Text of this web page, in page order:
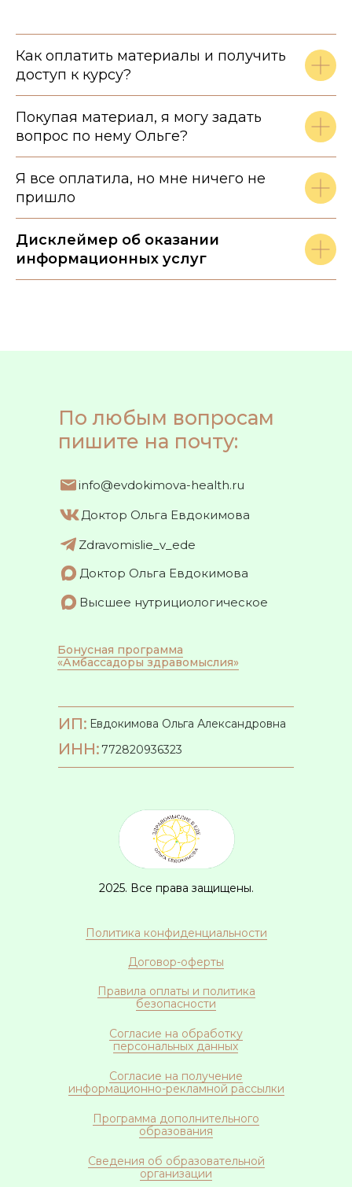
Как оплатить материалы и получить
доступ к курсу?
Покупая материал, я могу задать
вопрос по нему Ольге?
Я все оплатила, но мне ничего не
пришло
Дисклеймер об оказании
информационных услуг
По любым вопросам
пишите на почту:
ИНН:
ИП:
info@evdokimova-health.ru
Zdravomislie_v_ede
2025. Все права защищены.
Евдокимова Ольга Александровна
772820936323
Бонусная программа
«Амбассадоры здравомыслия»
Программа дополнительного
образования
Сведения об образовательной
организации
Согласие на получение
информационно-рекламной рассылки
Согласие на обработку
персональных данных
Правила оплаты и политика
безопасности
Договор-оферты
Политика конфиденциальности
Доктор Ольга Евдокимова
Доктор Ольга Евдокимова
Высшее нутрициологическое